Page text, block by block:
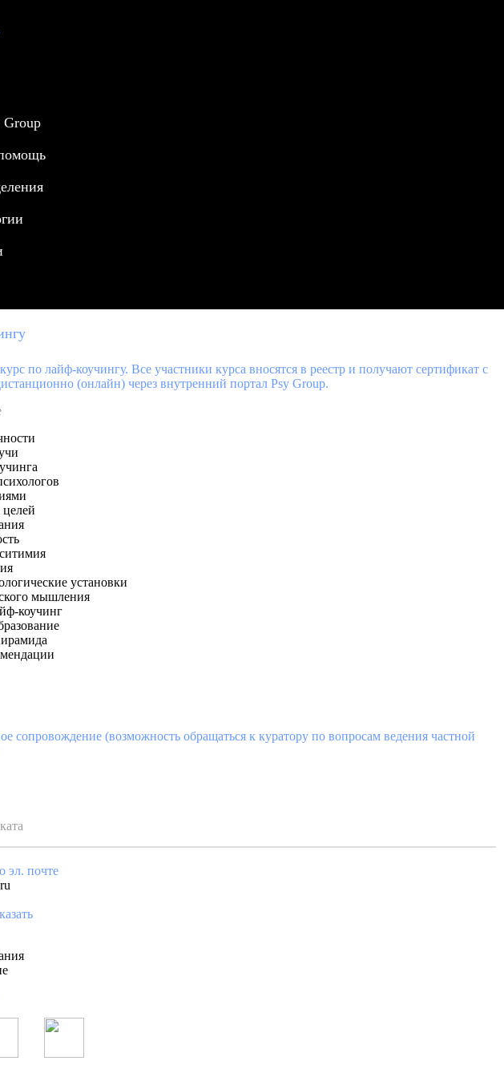
Group
по лайф-коучингу. Все участники курса вносятся в реестр и получают сертификат с
(онлайн) через внутренний портал Psy Group.
установки
мышления
коучинг
сопровождение (возможность обращаться к куратору по вопросам ведения частной
эл. почте